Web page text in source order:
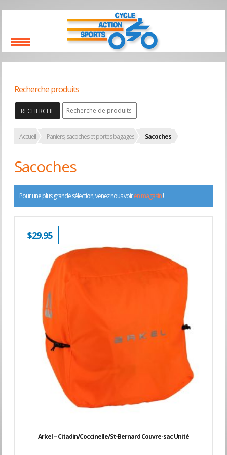
Recherche produits
RECHERCHE
Accueil Paniers, sacoches et portes bagages Sacoches
Sacoches
Pour une plus grande sélection, venez nous voiren magasin!
Arkel – Citadin/Coccinelle/St-Bernard Couvre-sac Unité
$29.95